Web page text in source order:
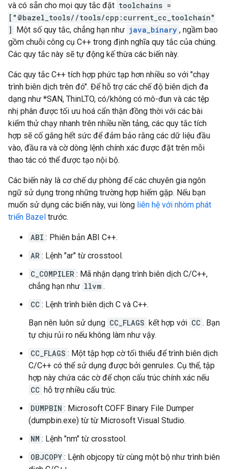
và có sẵn cho mọi quy tắc đặt toolchains =
["@bazel_tools//tools/cpp:current_cc_toolchain"
] Một số quy tắc, chẳng hạn như java_binary , ngầm bao
gồm chuỗi công cụ C++ trong định nghĩa quy tắc của chúng.
Các quy tắc này sẽ tự động kế thừa các biến này.
Các quy tắc C++ tích hợp phức tạp hơn nhiều so với "chạy
trình biên dịch trên đó". Để hỗ trợ các chế độ biên dịch đa
dạng như *SAN, ThinLTO, có/không có mô-đun và các tệp
nhị phân được tối ưu hoá cẩn thận đồng thời với các bài
kiểm thử chạy nhanh trên nhiều nền tảng, các quy tắc tích
hợp sẽ cố gắng hết sức để đảm bảo rằng các dữ liệu đầu
vào, đầu ra và cờ dòng lệnh chính xác được đặt trên mỗi
thao tác có thể được tạo nội bộ.
Các biến này là cơ chế dự phòng để các chuyên gia ngôn
ngữ sử dụng trong những trường hợp hiếm gặp. Nếu bạn
muốn sử dụng các biến này, vui lòng liên hệ với nhóm phát
triển Bazel trước.
ABI : Phiên bản ABI C++.
AR : Lệnh "ar" từ crosstool.
C_COMPILER : Mã nhận dạng trình biên dịch C/C++,
chẳng hạn như llvm .
CC : Lệnh trình biên dịch C và C++.
Bạn nên luôn sử dụng CC_FLAGS kết hợp với CC . Bạn
tự chịu rủi ro nếu không làm như vậy.
CC_FLAGS : Một tập hợp cờ tối thiểu để trình biên dịch
C/C++ có thể sử dụng được bởi genrules. Cụ thể, tập
hợp này chứa các cờ để chọn cấu trúc chính xác nếu
CC hỗ trợ nhiều cấu trúc.
DUMPBIN : Microsoft COFF Binary File Dumper
(dumpbin.exe) từ từ Microsoft Visual Studio.
NM : Lệnh "nm" từ crosstool.
OBJCOPY : Lệnh objcopy từ cùng một bộ như trình biên